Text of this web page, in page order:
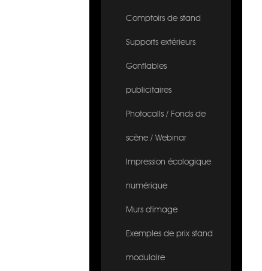
Comptoirs de stand
Supports extérieurs
Gonflables
publicitaires
Photocalls / Fonds de
scène / Webinar
Impression écologique
numérique
Murs d'image
Exemples de prix stand
modulaire